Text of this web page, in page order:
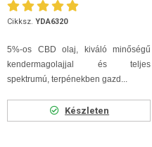
Cikksz. YDA6320
5%-os CBD olaj, kiváló minőségű
kendermagolajjal és teljes
spektrumú, terpénekben gazd...
Készleten